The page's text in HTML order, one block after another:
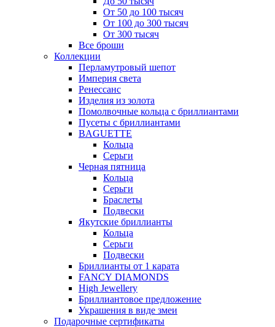
От 50 до 100 тысяч
От 100 до 300 тысяч
От 300 тысяч
Все броши
Коллекции
Перламутровый шепот
Империя света
Ренессанс
Изделия из золота
Помолвочные кольца с бриллиантами
Пусеты с бриллиантами
BAGUETTE
Кольца
Серьги
Черная пятница
Кольца
Серьги
Браслеты
Подвески
Якутские бриллианты
Кольца
Серьги
Подвески
Бриллианты от 1 карата
FANCY DIAMONDS
High Jewellery
Бриллиантовое предложение
Украшения в виде змеи
Подарочные сертификаты